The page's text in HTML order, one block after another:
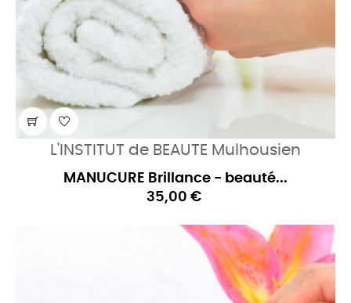
L'INSTITUT de BEAUTE Mulhousien
MANUCURE Brillance - beauté...
35,00 €